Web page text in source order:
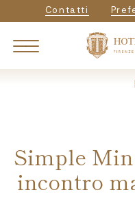
al
contenuto
Contatti
Breadcrumb
Simple
incontro